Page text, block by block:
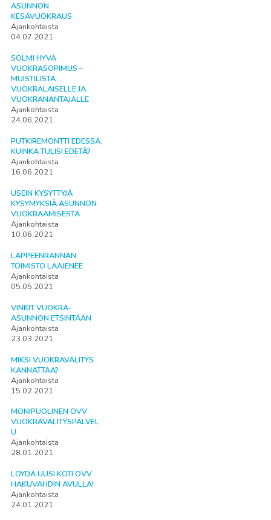
ASUNNON
KESÄVUOKRAUS
Ajankohtaista
04.07.2021
SOLMI HYVÄ
VUOKRASOPIMUS –
MUISTILISTA
VUOKRALAISELLE JA
VUOKRANANTAJALLE
Ajankohtaista
24.06.2021
PUTKIREMONTTI EDESSÄ,
KUINKA TULISI EDETÄ?
Ajankohtaista
16.06.2021
USEIN KYSYTTYJÄ
KYSYMYKSIÄ ASUNNON
VUOKRAAMISESTA
Ajankohtaista
10.06.2021
LAPPEENRANNAN
TOIMISTO LAAJENEE
Ajankohtaista
05.05.2021
VINKIT VUOKRA-
ASUNNON ETSINTÄÄN
Ajankohtaista
23.03.2021
MIKSI VUOKRAVÄLITYS
KANNATTAA?
Ajankohtaista
15.02.2021
MONIPUOLINEN OVV
VUOKRAVÄLITYSPALVEL
U
Ajankohtaista
28.01.2021
LÖYDÄ UUSI KOTI OVV
HAKUVAHDIN AVULLA!
Ajankohtaista
24.01.2021